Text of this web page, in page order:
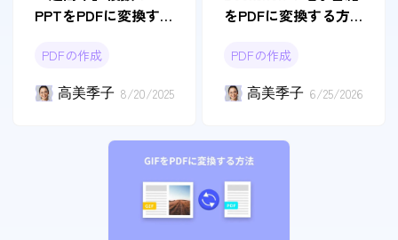
PPTをPDFに変換す
PDFの作成
高美季子 8/20/2025
をPDFに変換する方
応
PDFの作成
高美季子 6/25/2026